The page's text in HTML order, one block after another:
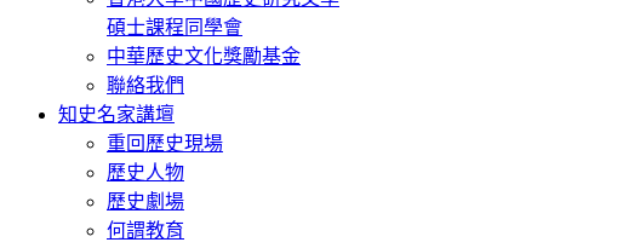
碩士課程同學會
中華歷史文化獎勵基金
聯絡我們
知史名家講壇
重回歷史現場
歷史人物
歷史劇場
何謂教育